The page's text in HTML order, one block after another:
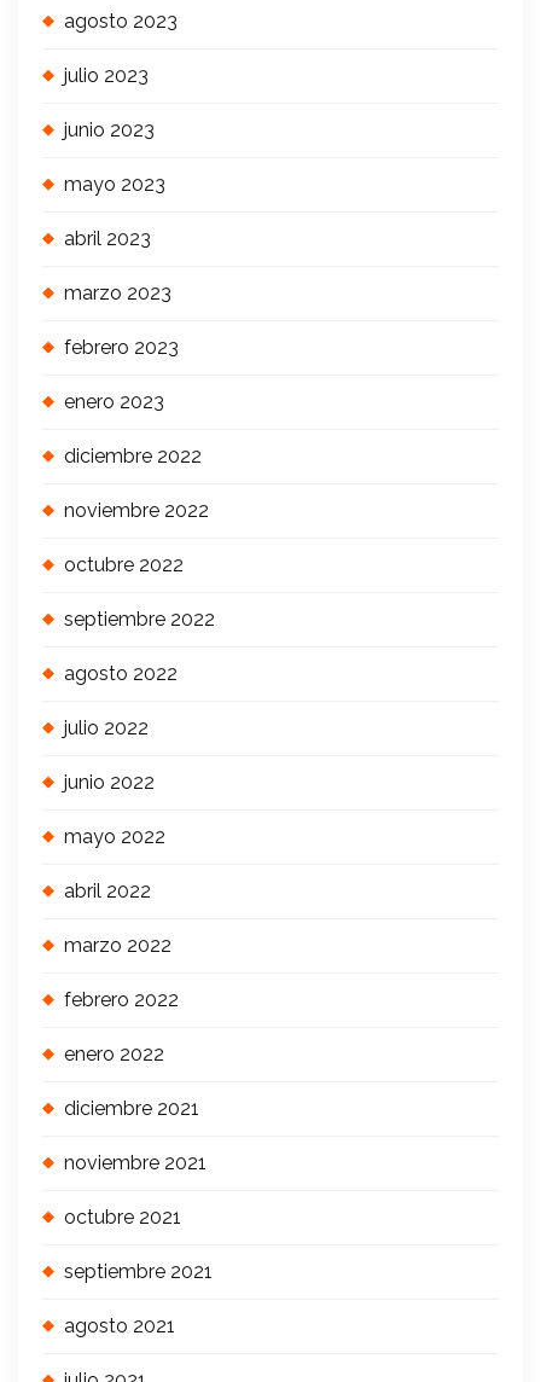
agosto 2023
julio 2023
junio 2023
mayo 2023
abril 2023
marzo 2023
febrero 2023
enero 2023
diciembre 2022
noviembre 2022
octubre 2022
septiembre 2022
agosto 2022
julio 2022
junio 2022
mayo 2022
abril 2022
marzo 2022
febrero 2022
enero 2022
diciembre 2021
noviembre 2021
octubre 2021
septiembre 2021
agosto 2021